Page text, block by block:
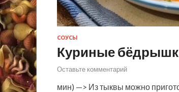
СОУСЫ
Куриные
Оставьте комментарий
мин) —> Из тыквы можно